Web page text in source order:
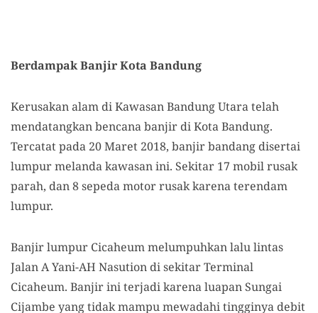
Berdampak Banjir Kota Bandung
Kerusakan alam di Kawasan Bandung Utara telah
mendatangkan bencana banjir di Kota Bandung.
Tercatat pada 20 Maret 2018, banjir bandang disertai
lumpur melanda kawasan ini. Sekitar 17 mobil rusak
parah, dan 8 sepeda motor rusak karena terendam
lumpur.
Banjir lumpur Cicaheum melumpuhkan lalu lintas
Jalan A Yani-AH Nasution di sekitar Terminal
Cicaheum. Banjir ini terjadi karena luapan Sungai
Cijambe yang tidak mampu mewadahi tingginya debit